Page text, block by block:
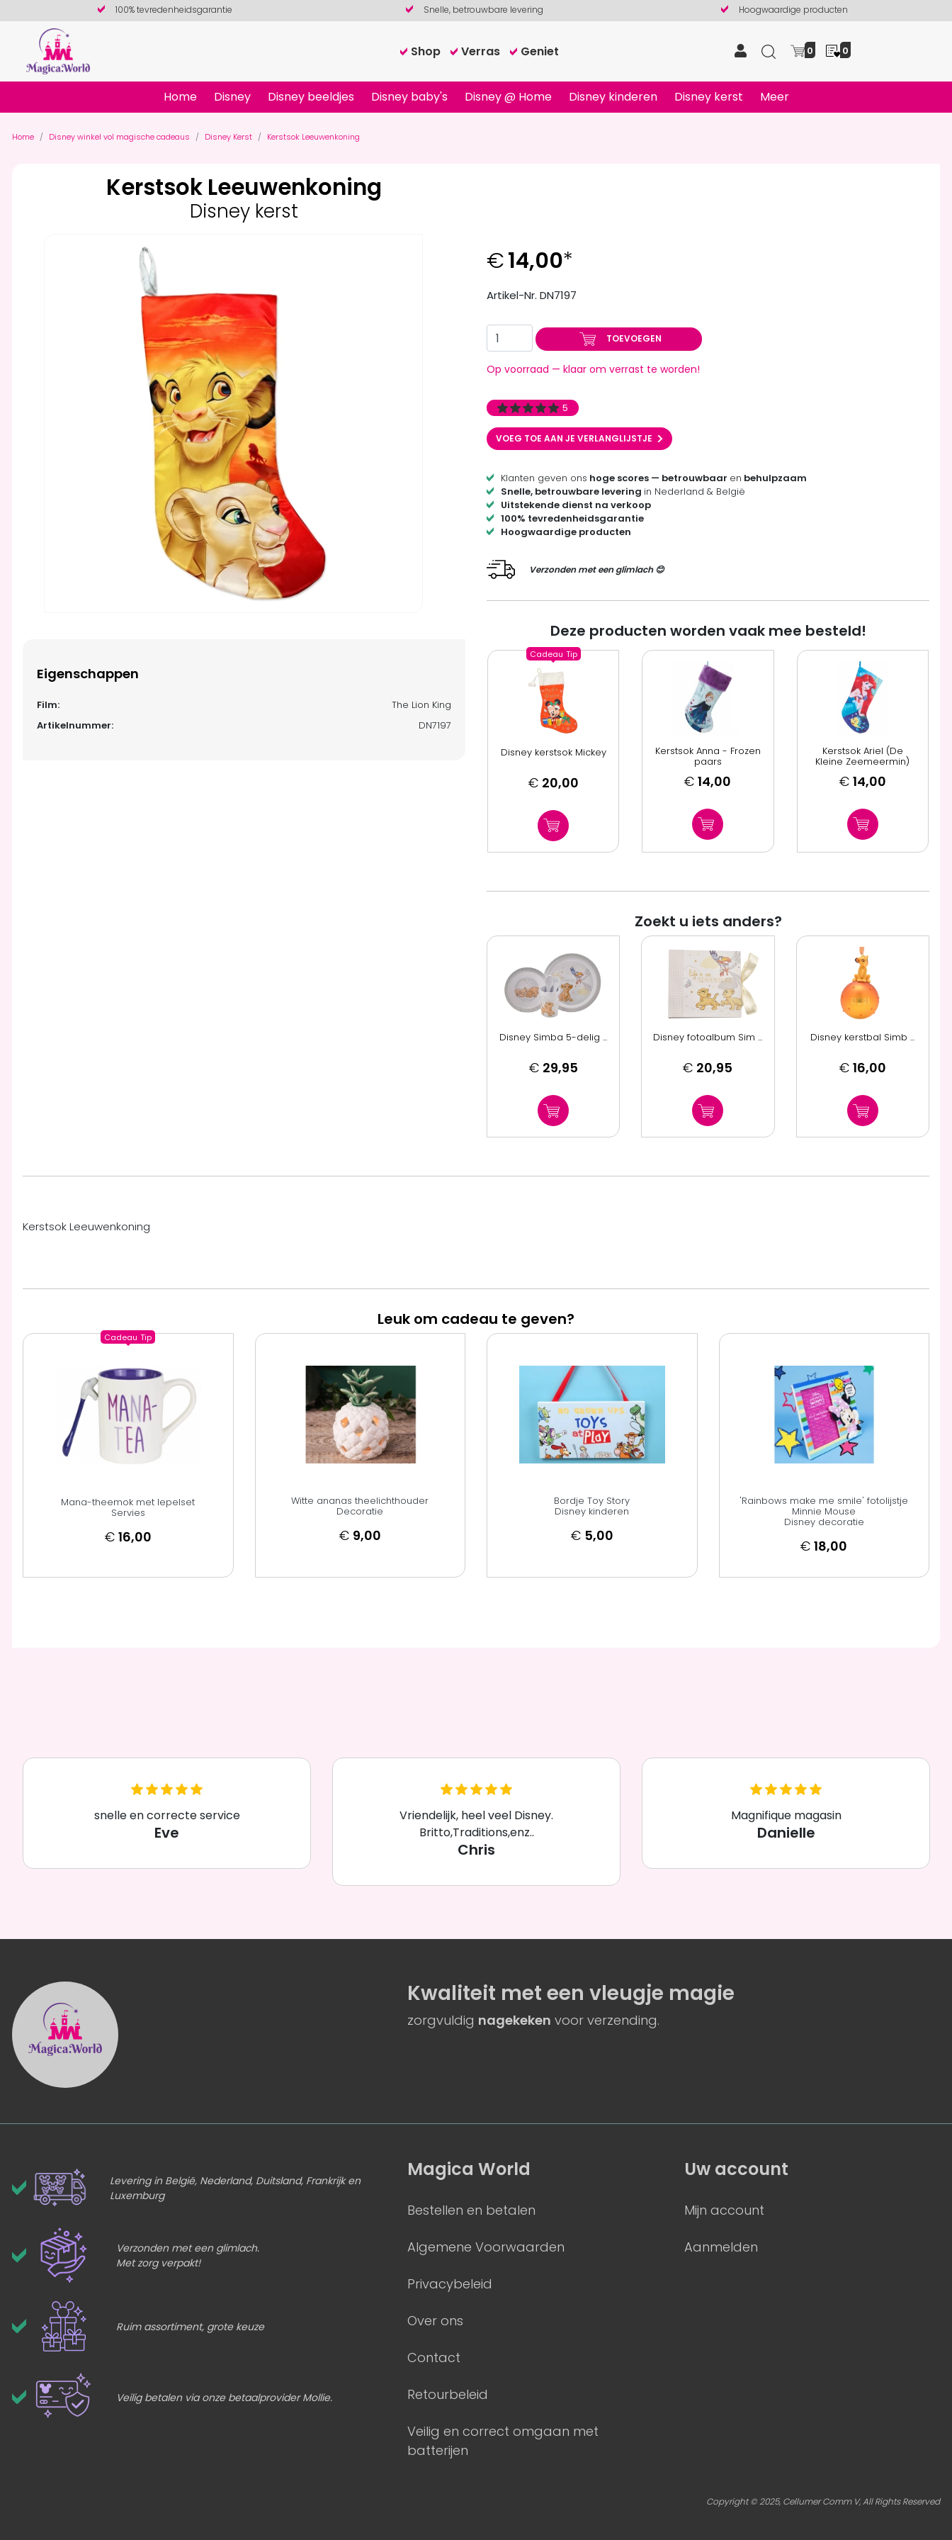
100% tevredenheidsgarantie Snelle, betrouwbare levering Hoogwaardige producten
Shop Verras Geniet 0 0
Home Disney Disney beeldjes Disney baby's Disney @ Home Disney kinderen Disney kerst Meer
Home Disney winkel vol magische cadeaus Disney Kerst Kerstsok Leeuwenkoning
Kerstsok Leeuwenkoning
Disney kerst
Eigenschappen
Film:
The Lion King
Artikelnummer:
DN7197
€14,00*
Artikel-Nr. DN7197
TOEVOEGEN
Op voorraad — klaar om verrast te worden!
5
VOEG TOE AAN JE VERLANGLIJSTJE
Klanten geven ons hoge scores — betrouwbaar en behulpzaam
Snelle, betrouwbare levering in Nederland & België
Uitstekende dienst na verkoop
100% tevredenheidsgarantie
Hoogwaardige producten
Verzonden met een glimlach 😊
Deze producten worden vaak mee besteld!
Cadeau Tip
Disney kerstsok Mickey
€ 20,00
Kerstsok Anna - Frozen
paars
€ 14,00
Kerstsok Ariel (De
Kleine Zeemeermin)
€ 14,00
Zoekt u iets anders?
Disney Simba 5-delig ...
€ 29,95
Disney fotoalbum Sim ...
€ 20,95
Disney kerstbal Simb ...
€ 16,00
Kerstsok Leeuwenkoning
Leuk om cadeau te geven?
Cadeau Tip
Mana-theemok met lepelset
Servies
€ 16,00
Witte ananas theelichthouder
Decoratie
€ 9,00
Bordje Toy Story
Disney kinderen
€ 5,00
'Rainbows make me smile' fotolijstje
Minnie Mouse
Disney decoratie
€ 18,00
snelle en correcte service
Eve
Vriendelijk, heel veel Disney.
Britto,Traditions,enz..
Chris
Magnifique magasin
Danielle
Kwaliteit met eenvleugje magie
zorgvuldig nagekeken voor verzending.
Levering in België, Nederland, Duitsland, Frankrijk en
Luxemburg
Verzonden met een glimlach.
Met zorg verpakt!
Ruim assortiment, grote keuze
Veilig betalen via onze betaalprovider Mollie.
Magica World
Bestellen en betalen
Algemene Voorwaarden
Privacybeleid
Over ons
Contact
Retourbeleid
Veilig en correct omgaan met
batterijen
Uw account
Mijn account
Aanmelden
Copyright © 2025, Cellumer Comm V, All Rights Reserved